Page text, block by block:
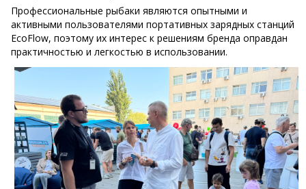
Профессиональные рыбаки являются опытными и
активными пользователями портативных зарядных станций
EcoFlow, поэтому их интерес к решениям бренда оправдан
практичностью и легкостью в использовании.